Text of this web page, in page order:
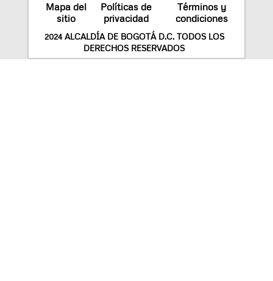
Mapa del
sitio
Políticas de
privacidad
Términos y
condiciones
2024 ALCALDÍA DE BOGOTÁ D.C. TODOS LOS
DERECHOS RESERVADOS